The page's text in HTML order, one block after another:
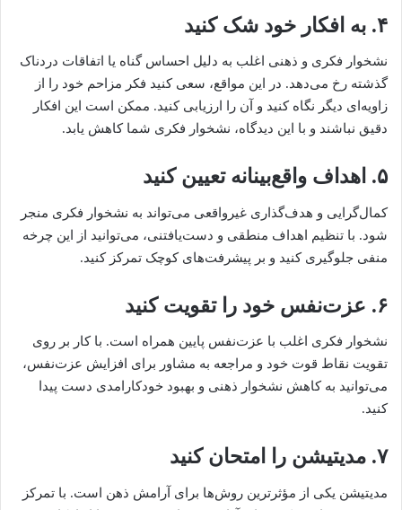
۴. به افکار خود شک کنید
نشخوار فکری و ذهنی اغلب به دلیل احساس گناه یا اتفاقات دردناک
گذشته رخ می‌دهد. در این مواقع، سعی کنید فکر مزاحم خود را از
زاویه‌ای دیگر نگاه کنید و آن را ارزیابی کنید. ممکن است این افکار
دقیق نباشند و با این دیدگاه، نشخوار فکری شما کاهش یابد.
۵. اهداف واقع‌بینانه تعیین کنید
کمال‌گرایی و هدف‌گذاری غیرواقعی می‌تواند به نشخوار فکری منجر
شود. با تنظیم اهداف منطقی و دست‌یافتنی، می‌توانید از این چرخه
منفی جلوگیری کنید و بر پیشرفت‌های کوچک تمرکز کنید.
۶. عزت‌نفس خود را تقویت کنید
نشخوار فکری اغلب با عزت‌نفس پایین همراه است. با کار بر روی
تقویت نقاط قوت خود و مراجعه به مشاور برای افزایش عزت‌نفس،
می‌توانید به کاهش نشخوار ذهنی و بهبود خودکارامدی دست پیدا
کنید.
۷. مدیتیشن را امتحان کنید
مدیتیشن یکی از مؤثرترین روش‌ها برای آرامش ذهن است. با تمرکز